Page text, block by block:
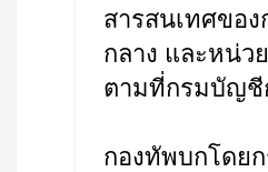
สารสนเทศขอ
กลาง และหน่ว
ตามที่กรมบัญชี
กองทัพบกโดย